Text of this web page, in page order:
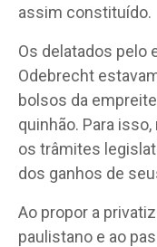
assim constituído.
Os delatados pelo
Odebrecht
bolsos da
quinhão. Para
os trâmites
dos ganhos de
Ao propor a
paulistano e ao